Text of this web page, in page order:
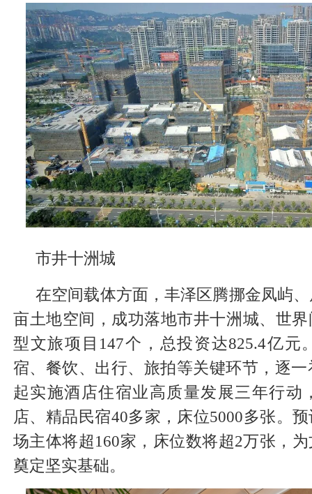
市井十洲城
在空间载体方面，丰泽区腾挪金凤屿
亩土地空间，成功落地市井十洲城、世
型文旅项目147个，总投资达825.4亿元
宿、餐饮、出行、旅拍等关键环节，逐
起实施酒店住宿业高质量发展三年行动
店、精品民宿40多家，床位5000多张。
场主体将超160家，床位数将超2万张，
奠定坚实基础。